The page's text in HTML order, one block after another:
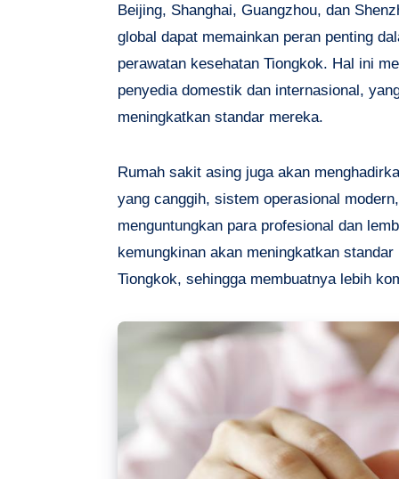
Beijing, Shanghai, Guangzhou, dan
global dapat memainkan peran penting
perawatan kesehatan Tiongkok. Hal ini
penyedia domestik dan internasional,
meningkatkan standar mereka.
Rumah sakit asing juga akan
yang canggih, sistem operasional
menguntungkan para profesional dan
kemungkinan akan meningkatkan
Tiongkok, sehingga membuatnya lebih